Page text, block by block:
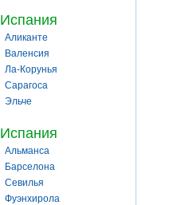
Испания
Аликанте
Валенсия
Ла-Корунья
Сарагоса
Эльче
Испания
Альманса
Барселона
Севилья
Фуэнхирола